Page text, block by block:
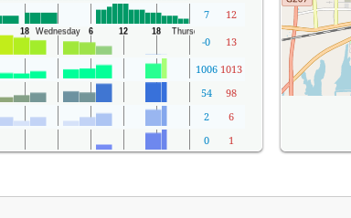
7
12
-0
13
1006 1013
54
98
2
6
0 1